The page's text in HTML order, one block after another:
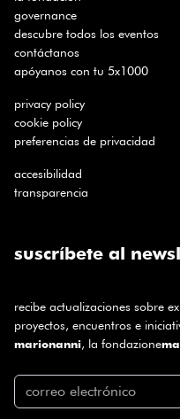
governance
descubre todos los eventos
contáctanos
apóyanos con tu 5x1000
privacy policy
cookie policy
preferencias de privacidad
accesibilidad
transparencia
suscríbete al
recibe actualizaciones sobre
proyectos, encuentros e
marionanni, la fondazione